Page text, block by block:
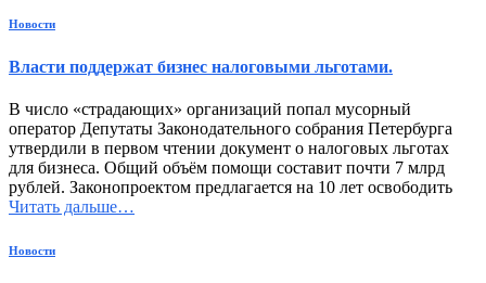
Новости
Власти поддержат бизнес налоговыми льготами.
В число «страдающих» организаций попал мусорный
оператор Депутаты Законодательного собрания Петербурга
утвердили в первом чтении документ о налоговых льготах
для бизнеса. Общий объём помощи составит почти 7 млрд
рублей. Законопроектом предлагается на 10 лет освободить
Читать дальше…
Новости